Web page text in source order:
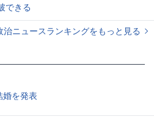
できる
治ニュースランキングをもっと見る
を発表